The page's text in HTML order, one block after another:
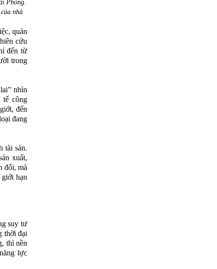
Phòng.
nhà
quản
cứu
đến từ
trong
nhìn
tế công
đến
đang
tài sản.
xuất,
đổi, mà
hạn
suy tư
thời đại
thì nền
lực